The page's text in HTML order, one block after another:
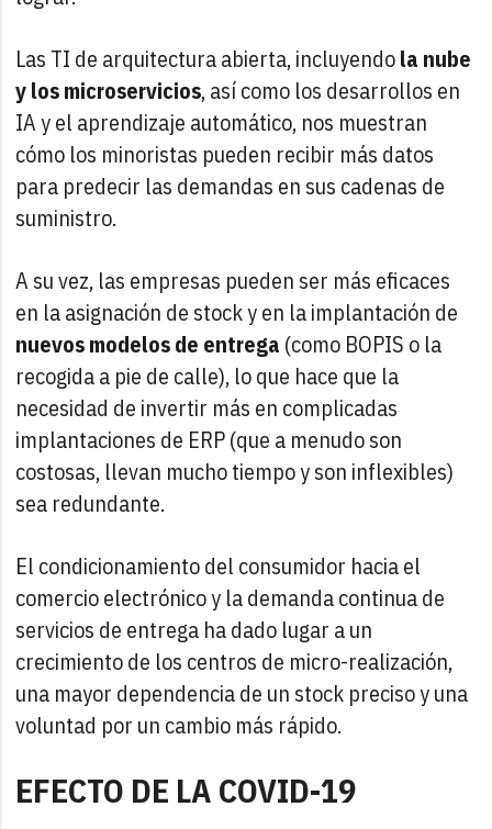
Las TI de arquitectura abierta, incluyendola nube
y los microservicios, así como los desarrollos en
IA y el aprendizaje automático, nos muestran
cómo los minoristas pueden recibir más datos
para predecir las demandas en sus cadenas de
suministro.
A su vez, las empresas pueden ser más eficaces
en la asignación de stock y en la implantación de
nuevos modelos de entrega (como BOPIS o la
recogida a pie de calle), lo que hace que la
necesidad de invertir más en complicadas
implantaciones de ERP (que a menudo son
costosas, llevan mucho tiempo y son inflexibles)
sea redundante.
El condicionamiento del consumidor hacia el
comercio electrónico y la demanda continua de
servicios de entrega ha dado lugar a un
crecimiento de los centros de micro-realización,
una mayor dependencia de un stock preciso y una
voluntad por un cambio más rápido.
EFECTO DE LA COVID-19